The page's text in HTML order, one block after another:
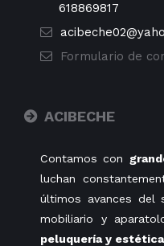
618869817
Formulario de
ACIBECHE
Contamos con
luchan
últimos avances del
mobiliario y
peluquería y